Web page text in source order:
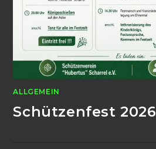
ALLGEMEIN
Schützenfest 2026